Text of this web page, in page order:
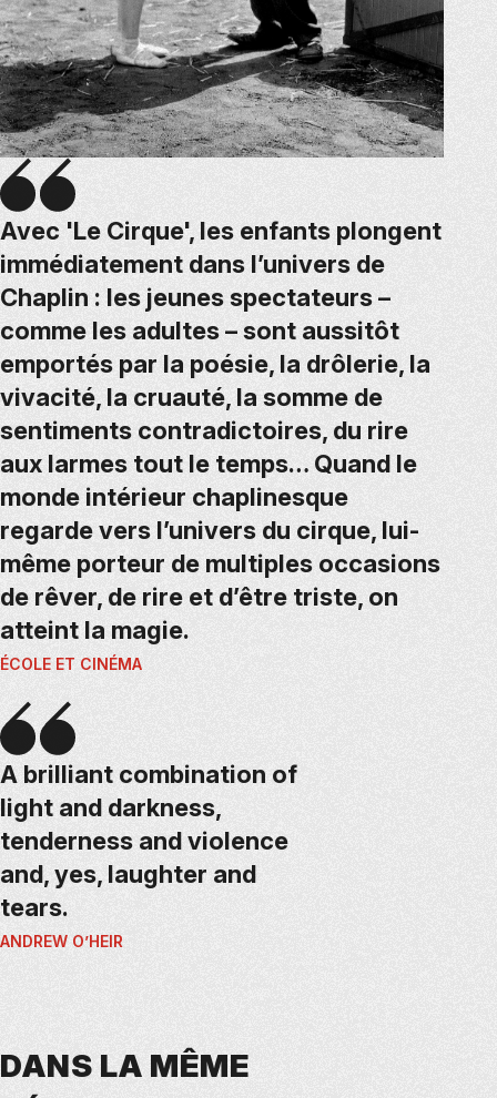
Avec 'Le Cirque', les enfants plongent
immédiatement dans l’univers de
Chaplin : les jeunes spectateurs –
comme les adultes – sont aussitôt
emportés par la poésie, la drôlerie, la
vivacité, la cruauté, la somme de
sentiments contradictoires, du rire
aux larmes tout le temps… Quand le
monde intérieur chaplinesque
regarde vers l’univers du cirque, lui-
même porteur de multiples occasions
de rêver, de rire et d’être triste, on
atteint la magie.
ÉCOLE ET CINÉMA
A brilliant combination of
light and darkness,
tenderness and violence
and, yes, laughter and
tears.
ANDREW O’HEIR
DANS LA MÊME